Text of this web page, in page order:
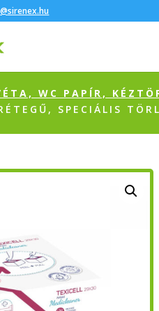
WC PAPÍR,
SPECIÁLIS